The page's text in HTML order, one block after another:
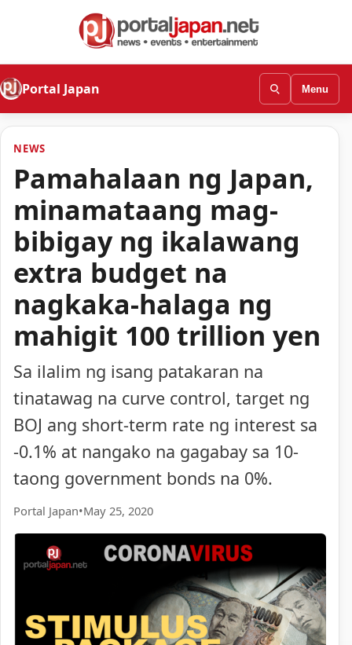
Portal Japan Menu
NEWS
Pamahalaan ng Japan,
minamataang mag-
bibigay ng ikalawang
extra budget na
nagkaka-halaga ng
mahigit 100 trillion yen
Sa ilalim ng isang patakaran na
tinatawag na curve control, target ng
BOJ ang short-term rate ng interest sa
-0.1% at nangako na gagabay sa 10-
taong government bonds na 0%.
Portal Japan•May 25, 2020